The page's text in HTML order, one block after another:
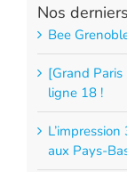
Nos
Bee
[Grand
ligne 18 !
aux Pays-